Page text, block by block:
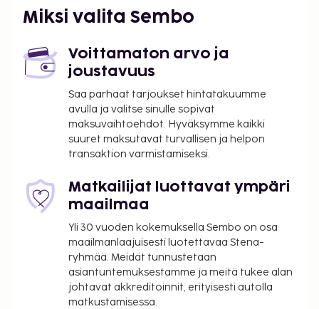
Universidad Tecnológica Nacionalin yliopisto -
0,6 mi
Mi Ilusión -karuselli - 1,1 km / 0,7 mi
Lähin suuri lentokenttä on Ingeniero Aeronautico
Ambrosio L.V. Taravellan kansainvälinen lentoasema
(COR), Córdoban - 24,6 km / 15,3 mi
Palveluihin kuuluu rajoitettu pysäköinti. Hyödynnä
Majoituspaikka veloittaa seuraavat paikan päällä
suoritettavat maksut. Maksuihin saattaa sisältyä
sovellettavat verot:
Sinua saatetaan pyytää maksamaan seuraava
maksu majoituspaikassa: Argentiinan
arvonlisävero (21 %). Arvonlisävero ei
välttämättä koske niitä matkailijoita, jotka
Miksi valita Sembo
Voittamaton arvo ja
joustavuus
Saa parhaat tarjoukset hintatakuumme
avulla ja valitse sinulle sopivat
maksuvaihtoehdot. Hyväksymme kaikki
suuret maksutavat turvallisen ja helpon
transaktion varmistamiseksi.
Matkailijat luottavat ympäri
maailmaa
Yli 30 vuoden kokemuksella Sembo on osa
maailmanlaajuisesti luotettavaa Stena-
ryhmää. Meidät tunnustetaan
asiantuntemuksestamme ja meitä tukee alan
johtavat akkreditoinnit, erityisesti autolla
matkustamisessa.